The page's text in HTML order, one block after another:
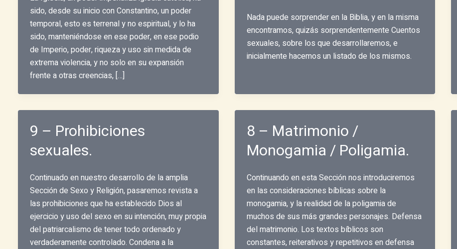
sido, desde su inicio con Constantino, un poder
temporal, esto es terrenal y no espiritual, y lo ha
sido, manteniéndose en ese poder, en ese podio
de Imperio, poder, riqueza y uso sin medida de
extrema violencia, y no solo en su expansión
frente a otras creencias, […]
Nada puede sorprender en la Biblia, y en la misma
encontramos, quizás sorprendentemente Cuentos
sexuales, sobre los que desarrollaremos, e
inicialmente hacemos un listado de los mismos.
9 – Prohibiciones
sexuales.
Continuado en nuestro desarrollo de la amplia
Sección de Sexo y Religión, pasaremos revista a
las prohibiciones que ha establecido Dios al
ejercicio y uso del sexo en su intención, muy propia
del patriarcalismo de tener todo ordenado y
verdaderamente controlado. Condena a la
8 – Matrimonio /
Monogamia / Poligamia.
Continuando en esta Sección nos introduciremos
en las consideraciones bíblicas sobre la
monogamia, y la realidad de la poligamia de
muchos de sus más grandes personajes. Defensa
del matrimonio. Los textos bíblicos son
constantes, reiterativos y repetitivos en defensa